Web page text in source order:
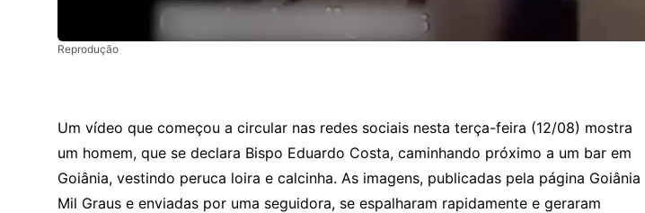
Reprodução
Um vídeo que começou a circular nas redes sociais nesta terça-feira (12/08) mostra
um homem, que se declara Bispo Eduardo Costa, caminhando próximo a um bar em
Goiânia, vestindo peruca loira e calcinha. As imagens, publicadas pela página Goiânia
Mil Graus e enviadas por uma seguidora, se espalharam rapidamente e geraram